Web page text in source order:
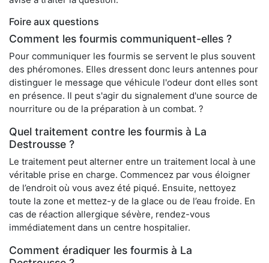
Foire aux questions
Comment les fourmis communiquent-elles ?
Pour communiquer les fourmis se servent le plus souvent
des phéromones. Elles dressent donc leurs antennes pour
distinguer le message que véhicule l'odeur dont elles sont
en présence. Il peut s'agir du signalement d'une source de
nourriture ou de la préparation à un combat. ?
Quel traitement contre les fourmis à La
Destrousse ?
Le traitement peut alterner entre un traitement local à une
véritable prise en charge. Commencez par vous éloigner
de l’endroit où vous avez été piqué. Ensuite, nettoyez
toute la zone et mettez-y de la glace ou de l’eau froide. En
cas de réaction allergique sévère, rendez-vous
immédiatement dans un centre hospitalier.
Comment éradiquer les fourmis à La